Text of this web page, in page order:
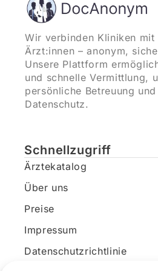
Wir verbinden Kliniken
Ärzt:innen – anonym,
Unsere Plattform
und schnelle Vermittlung,
persönliche Betreuung
Datenschutz.
Schnellzugriff
Ärztekatalog
Über uns
Preise
Impressum
Datenschutzrichtlinie